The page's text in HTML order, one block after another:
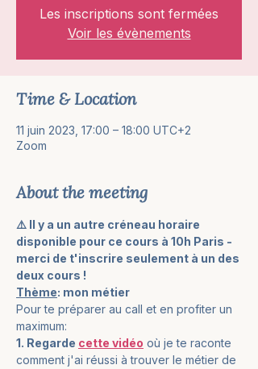
Les inscriptions sont fermées
Voir les évènements
Time & Location
11 juin 2023, 17:00 – 18:00 UTC+2
Zoom
About the meeting
⚠️ Il y a un autre créneau horaire
disponible pour ce cours à 10h Paris -
merci de t'inscrire seulement à un des
deux cours !
Thème: mon métier
Pour te préparer au call et en profiter un
maximum:
1. Regarde cette vidéo où je te raconte
comment j'ai réussi à trouver le métier de